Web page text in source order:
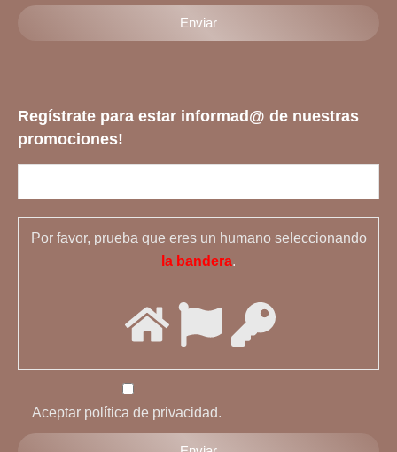
Regístrate para estar informad@ de nuestras
promociones!
Por favor, prueba que eres un humano seleccionando
la bandera.
Aceptar política de privacidad.